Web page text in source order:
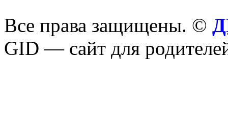
Все права защищены. ©
GID — сайт для